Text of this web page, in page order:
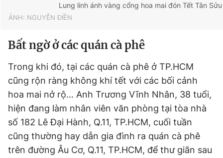
Lung linh ánh vàng cổng hoa mai đón Tết Tân
ẢNH: NGUYỄN ĐIỀN
Bất ngờ ở các quán cà phê
Trong khi đó, tại các quán cà phê ở TP.HCM
cũng rộn ràng không khí tết với các bối cảnh
hoa mai nở rộ… Anh Trương Vĩnh Nhân, 38 tuổi,
hiện đang làm nhân viên văn phòng tại tòa nhà
số 182 Lê Đại Hành, Q.11, TP.HCM, cuối tuần
cũng thường hay dẫn gia đình ra quán cà phê
trên đường Âu Cơ, Q.11, TP.HCM, để thư giãn sau